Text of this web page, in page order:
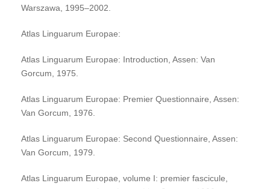
Warszawa, 1995–2002.
Atlas Linguarum Europae:
Atlas Linguarum Europae: Introduction, Assen: Van
Gorcum, 1975.
Atlas Linguarum Europae: Premier Questionnaire, Assen:
Van Gorcum, 1976.
Atlas Linguarum Europae: Second Questionnaire, Assen:
Van Gorcum, 1979.
Atlas Linguarum Europae, volume I: premier fascicule,